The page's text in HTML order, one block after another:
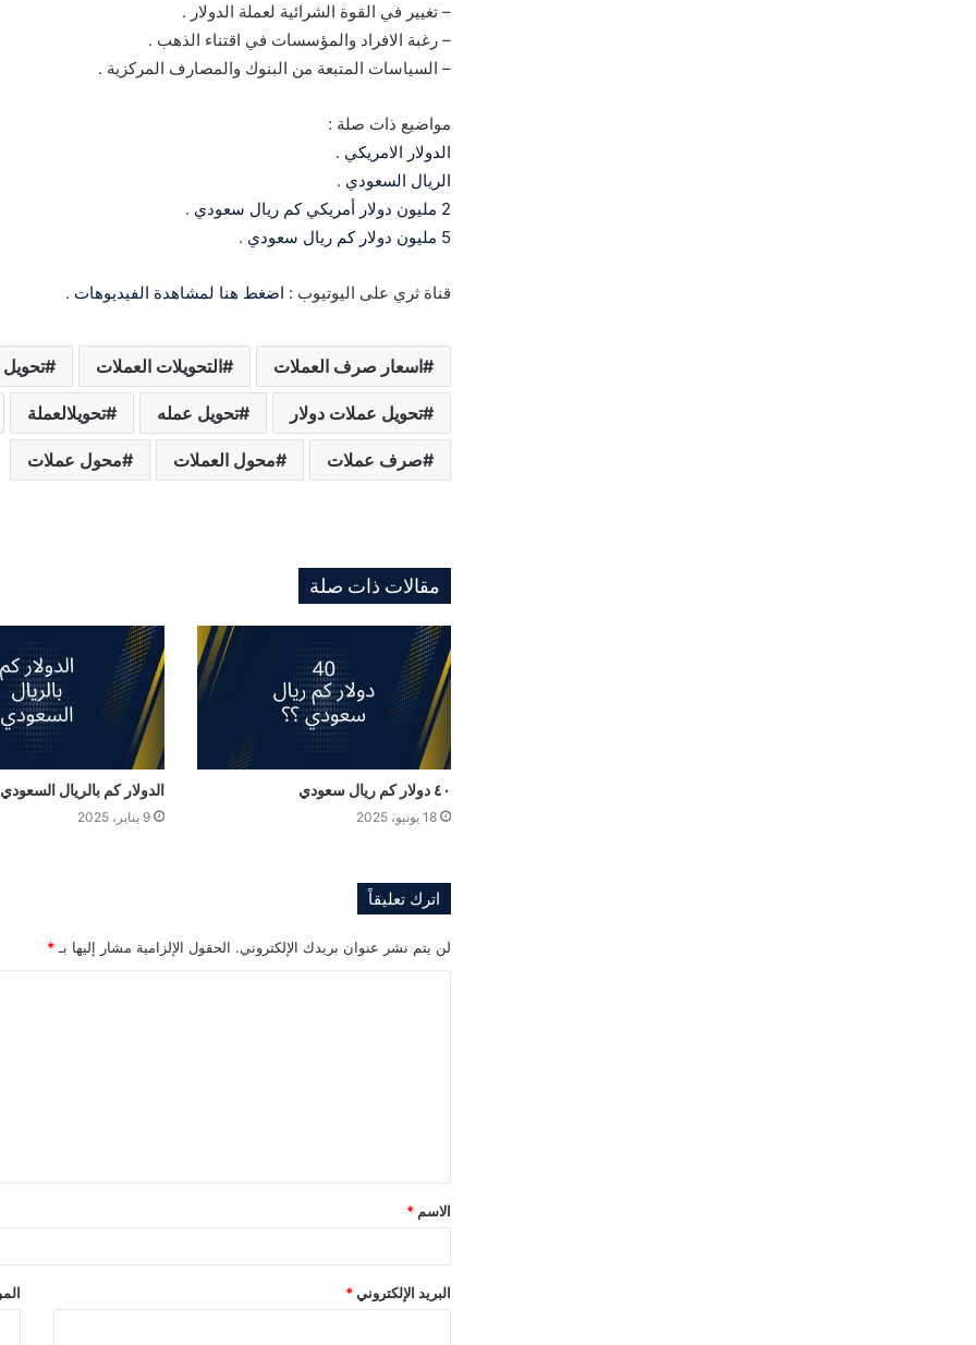
– تغيير في القوة الشرائية لعملة الدولار .
– رغبة الافراد والمؤسسات في اقتناء الذهب .
– السياسات المتبعة من البنوك والمصارف المركزية .
مواضيع ذات صلة :
الدولار الامريكي .
الريال السعودي .
2 مليون دولار أمريكي كم ريال سعودي
.
5 مليون دولار كم ريال سعودي
.
قناة ثري على اليوتيوب : اضغط هنا لمشاهدة الفيديوهات .
اسعار صرف العملات التحويلات العملات تحويل
تحويل عملات دولار تحويل عمله تحويلالعملة
صرف عملات محول العملات محول عملات
مقالات ذات صلة
٤٠ دولار كم ريال سعودي
18 يونيو، 2025
الدولار كم بالريال السعودي
9 يناير، 2025
اترك تعليقاً
لن يتم نشر عنوان بريدك الإلكتروني. الحقول الإلزامية مشار إليها بـ *
ق
*
الاسم *
البريد الإلكتروني *